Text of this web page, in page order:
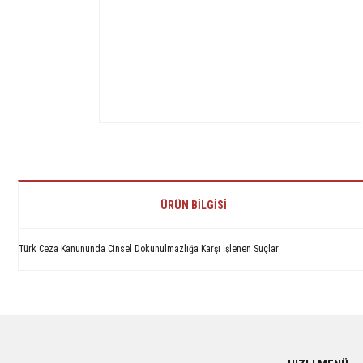
ÜRÜN BILGISI
Türk Ceza Kanununda Cinsel Dokunulmazlığa Karşı İşlenen Suçlar